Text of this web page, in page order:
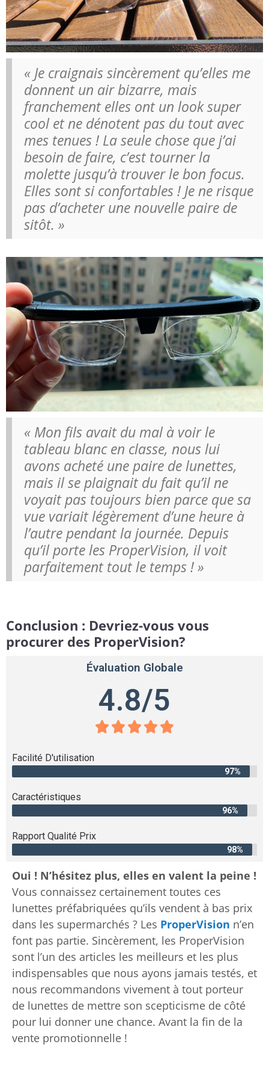
« Je craignais sincèrement qu’elles me
donnent un air bizarre, mais
franchement elles ont un look super
cool et ne dénotent pas du tout avec
mes tenues ! La seule chose que j’ai
besoin de faire, c’est tourner la
molette jusqu’à trouver le bon focus.
Elles sont si confortables ! Je ne risque
pas d’acheter une nouvelle paire de
sitôt. »
« Mon fils avait du mal à voir le
tableau blanc en classe, nous lui
avons acheté une paire de lunettes,
mais il se plaignait du fait qu’il ne
voyait pas toujours bien parce que sa
vue variait légèrement d’une heure à
l’autre pendant la journée. Depuis
qu’il porte les ProperVision, il voit
parfaitement tout le temps ! »
Conclusion : Devriez-vous vous
procurer des ProperVision?
Évaluation Globale
4.8/5
    
Facilité D'utilisation
97%
Caractéristiques
96%
Rapport Qualité Prix
98%
Oui ! N’hésitez plus, elles en valent la peine !
Vous connaissez certainement toutes ces
lunettes préfabriquées qu’ils vendent à bas prix
dans les supermarchés ? Les ProperVision n’en
font pas partie. Sincèrement, les ProperVision
sont l’un des articles les meilleurs et les plus
indispensables que nous ayons jamais testés, et
nous recommandons vivement à tout porteur
de lunettes de mettre son scepticisme de côté
pour lui donner une chance. Avant la fin de la
vente promotionnelle !